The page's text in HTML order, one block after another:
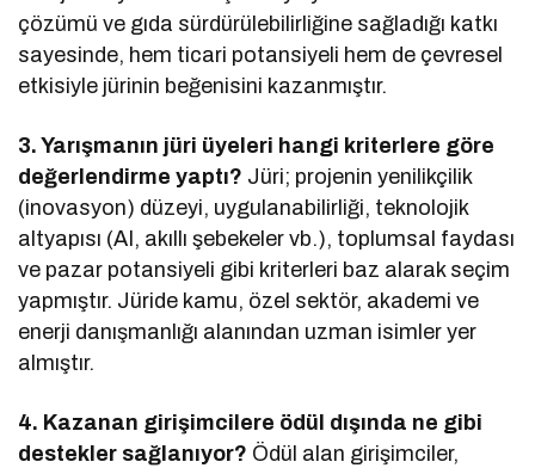
çözümü ve gıda sürdürülebilirliğine sağladığı katkı
sayesinde, hem ticari potansiyeli hem de çevresel
etkisiyle jürinin beğenisini kazanmıştır.
3. Yarışmanın jüri üyeleri hangi kriterlere göre
değerlendirme yaptı? Jüri; projenin yenilikçilik
(inovasyon) düzeyi, uygulanabilirliği, teknolojik
altyapısı (AI, akıllı şebekeler vb.), toplumsal faydası
ve pazar potansiyeli gibi kriterleri baz alarak seçim
yapmıştır. Jüride kamu, özel sektör, akademi ve
enerji danışmanlığı alanından uzman isimler yer
almıştır.
4. Kazanan girişimcilere ödül dışında ne gibi
destekler sağlanıyor? Ödül alan girişimciler,